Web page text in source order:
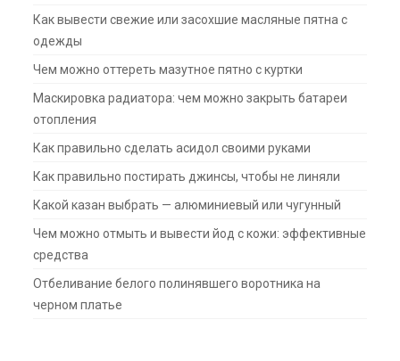
Как вывести свежие или засохшие масляные пятна с
одежды
Чем можно оттереть мазутное пятно с куртки
Маскировка радиатора: чем можно закрыть батареи
отопления
Как правильно сделать асидол своими руками
Как правильно постирать джинсы, чтобы не линяли
Какой казан выбрать — алюминиевый или чугунный
Чем можно отмыть и вывести йод с кожи: эффективные
средства
Отбеливание белого полинявшего воротника на
черном платье